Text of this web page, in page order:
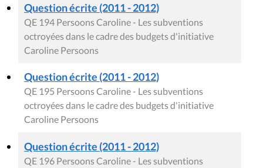
Question écrite (2011 - 2012)
QE 194 Persoons Caroline - Les subventions
octroyées dans le cadre des budgets d'initiative
Caroline Persoons
Question écrite (2011 - 2012)
QE 195 Persoons Caroline - Les subventions
octroyées dans le cadre des budgets d'initiative
Caroline Persoons
Question écrite (2011 - 2012)
QE 196 Persoons Caroline - Les subventions